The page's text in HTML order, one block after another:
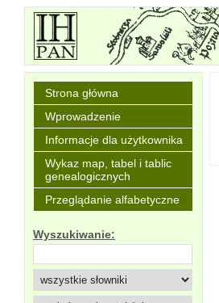
Strona główna
Wprowadzenie
Informacje dla użytkownika
Wykaz map, tabel i tablic
genealogicznych
Przeglądanie alfabetyczne
Wyszukiwanie: